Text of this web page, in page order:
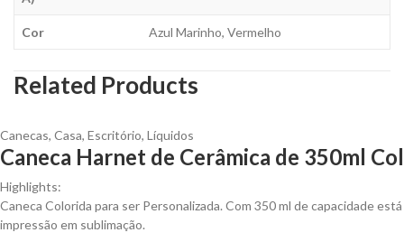
Cor Azul Marinho, Vermelho
Related Products
Canecas, Casa, Escritório, Líquidos
Caneca Harnet de Cerâmica de 350ml
Highlights:
Caneca Colorida para ser Personalizada. Com 350 ml de capacidade
impressão em sublimação.